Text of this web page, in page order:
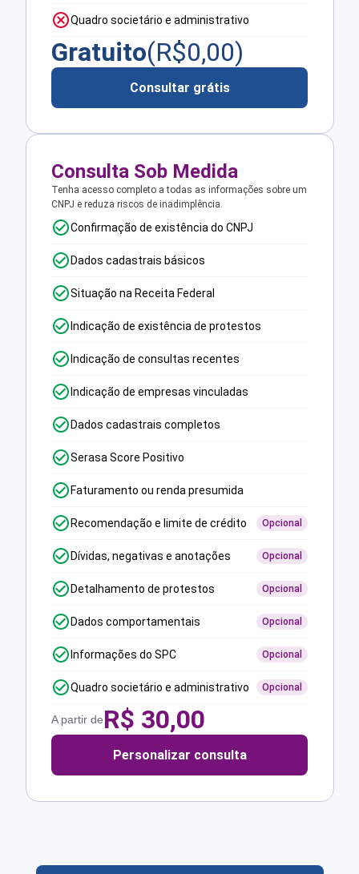
Quadro societário e administrativo
Gratuito(R$0,00)
Consultar grátis
Consulta Sob Medida
Tenha acesso completo a todas as informações sobre um
CNPJ e reduza riscos de inadimplência.
Confirmação de existência do CNPJ
Dados cadastrais básicos
Situação na Receita Federal
Indicação de existência de protestos
Indicação de consultas recentes
Indicação de empresas vinculadas
Dados cadastrais completos
Serasa Score Positivo
Faturamento ou renda presumida
Recomendação e limite de crédito Opcional
Dívidas, negativas e anotações Opcional
Detalhamento de protestos Opcional
Dados comportamentais Opcional
Informações do SPC Opcional
Quadro societário e administrativo Opcional
A partir deR$ 30,00
Personalizar consulta